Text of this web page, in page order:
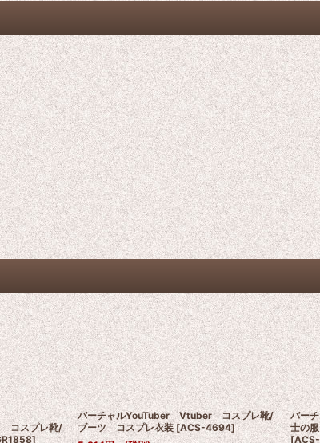
コスプレ靴/
]
バーチャルYouTuber Vtuber コスプレ靴/
ブーツ コスプレ衣装 [ACS-4694]
バー
士の
[